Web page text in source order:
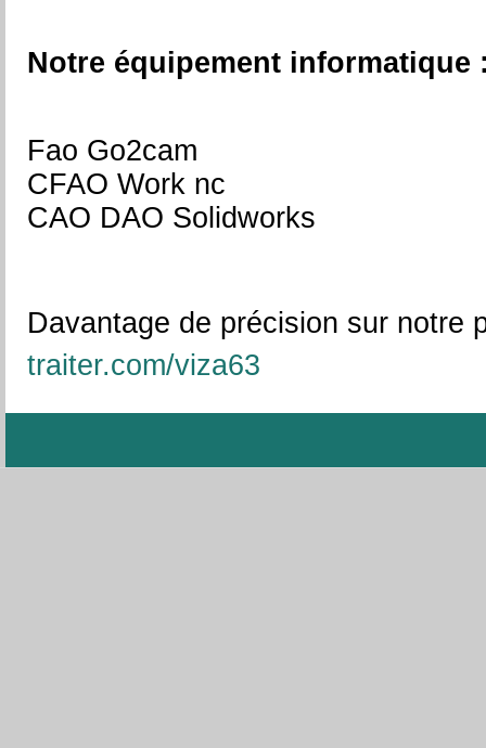
Notre équipement informatique
Fao Go2cam
CFAO Work nc
CAO DAO Solidworks
Davantage de précision sur notre
traiter.com/viza63